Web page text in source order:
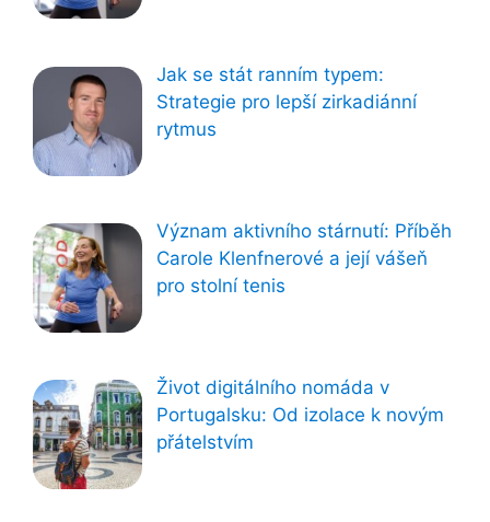
Jak se stát ranním typem:
Strategie pro lepší zirkadiánní
rytmus
Význam aktivního stárnutí: Příběh
Carole Klenfnerové a její vášeň
pro stolní tenis
Život digitálního nomáda v
Portugalsku: Od izolace k novým
přátelstvím